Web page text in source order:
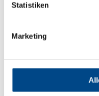
Statistiken
Marketing